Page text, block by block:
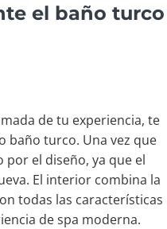
el baño turco
de tu experiencia, te
baño turco. Una vez que
el diseño, ya que el
El interior combina la
todas las características
de spa moderna.